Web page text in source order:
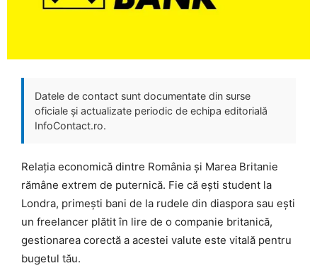
Datele de contact sunt documentate din surse
oficiale și actualizate periodic de echipa editorială
InfoContact.ro.
Relația economică dintre România și Marea Britanie
rămâne extrem de puternică. Fie că ești student la
Londra, primești bani de la rudele din diaspora sau ești
un freelancer plătit în lire de o companie britanică,
gestionarea corectă a acestei valute este vitală pentru
bugetul tău.